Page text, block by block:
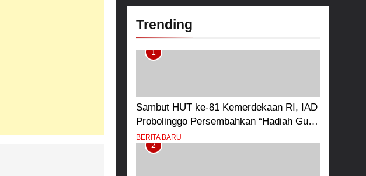
Sesor
Trending
1
Sambut HUT ke-81 Kemerdekaan RI, IAD
Probolinggo Persembahkan “Hadiah Guru
Mengabdi”: 100 Beasiswa Pascasarjana
bagi Guru Non-ASN sebagai Pahlawan
BERITA BARU
2